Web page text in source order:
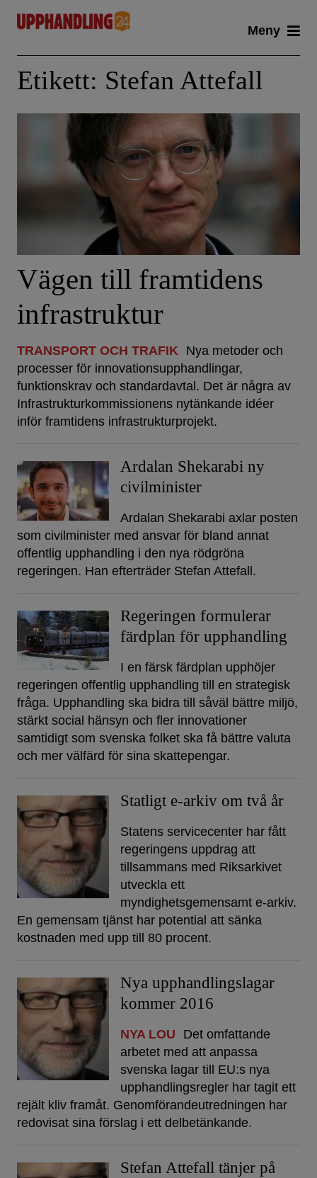
content
Meny
Etikett: Stefan Attefall
Vägen till framtidens
infrastruktur
TRANSPORT OCH TRAFIK
Nya metoder och
processer för innovationsupphandlingar,
funktionskrav och standardavtal. Det är några av
Infrastrukturkommissionens nytänkande idéer
inför framtidens infrastrukturprojekt.
Ardalan Shekarabi ny
civilminister
Ardalan Shekarabi axlar posten
som civilminister med ansvar för bland annat
offentlig upphandling i den nya rödgröna
regeringen. Han efterträder Stefan Attefall.
Regeringen formulerar
färdplan för upphandling
I en färsk färdplan upphöjer
regeringen offentlig upphandling till en strategisk
fråga. Upphandling ska bidra till såväl bättre miljö,
stärkt social hänsyn och fler innovationer
samtidigt som svenska folket ska få bättre valuta
och mer välfärd för sina skattepengar.
Statligt e-arkiv om två år
Statens servicecenter har fått
regeringens uppdrag att
tillsammans med Riksarkivet
utveckla ett
myndighetsgemensamt e-arkiv.
En gemensam tjänst har potential att sänka
kostnaden med upp till 80 procent.
Nya upphandlingslagar
kommer 2016
NYA LOU
Det omfattande
arbetet med att anpassa
svenska lagar till EU:s nya
upphandlingsregler har tagit ett
rejält kliv framåt. Genomförandeutredningen har
redovisat sina förslag i ett delbetänkande.
Stefan Attefall tänjer på